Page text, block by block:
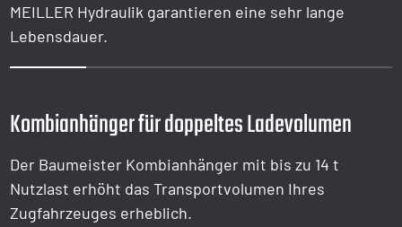
MEILLER Hydraulik garantieren eine sehr lange
Lebensdauer.
1 2 3 4 5
Kombianhänger für doppeltes Ladevolumen
Der Baumeister Kombianhänger mit bis zu 14 t
Nutzlast erhöht das Transportvolumen Ihres
Zugfahrzeuges erheblich.